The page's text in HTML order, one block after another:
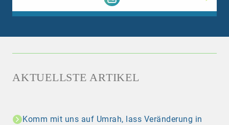
AKTUELLSTE ARTIKEL
Komm mit uns auf Umrah, lass Veränderung in